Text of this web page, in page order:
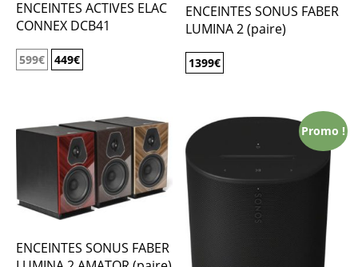
ENCEINTES ACTIVES ELAC
CONNEX DCB41
599€ 449€
ENCEINTES SONUS FABER
LUMINA 2 (paire)
1399€
ENCEINTES SONUS FABER
Promo !